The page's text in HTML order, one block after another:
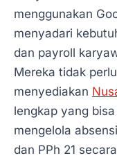
menggunakan
menyadari
dan payroll
Mereka tidak
menyediakan
lengkap yang
mengelola
dan PPh 21